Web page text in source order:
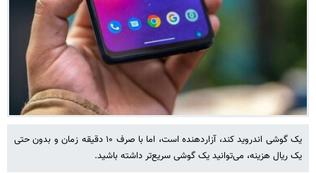
یک گوشی اندروید کند، آزاردهنده است، اما با صرف ۱۰ دقیقه زمان و بدون حتی
یک ریال هزینه، می‌توانید یک گوشی سریع‌تر داشته باشید.